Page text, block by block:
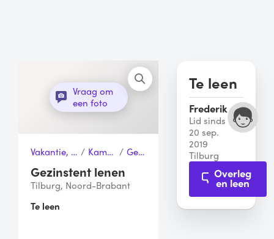
Vraag om
een foto
Vakantie, Sport & Vrije tijd / Kampeertenten / Gezinstent
Gezinstent lenen
Tilburg, Noord-Brabant
Te leen
Te leen
Frederik
Lid sinds
20 sep.
2019
Tilburg
Overleg
en leen